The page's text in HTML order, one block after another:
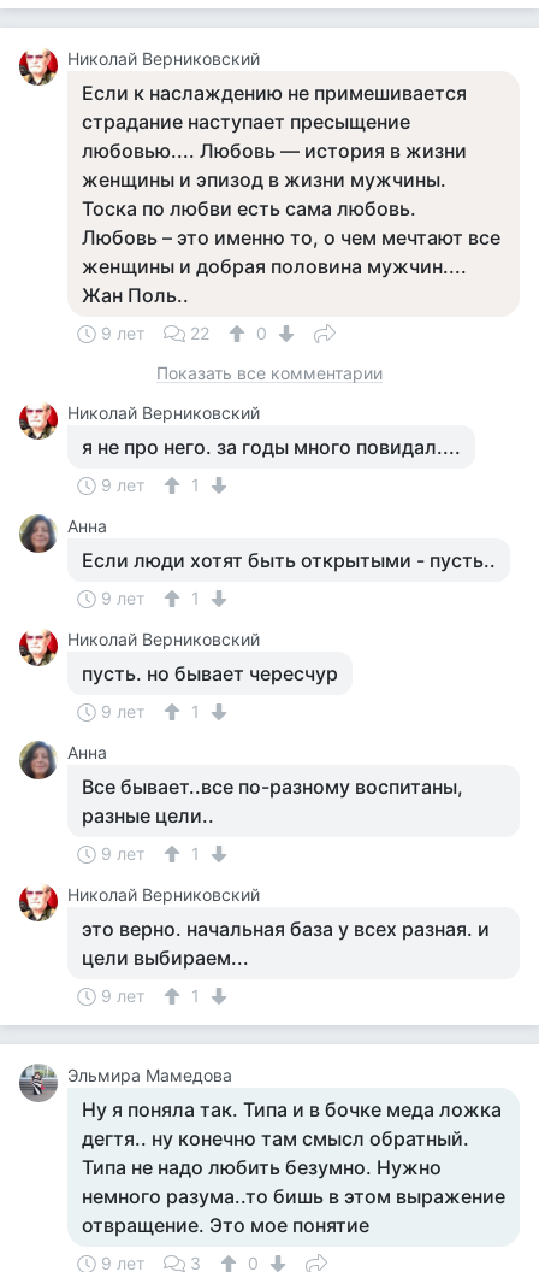
Николай Верниковский
Если к наслаждению не примешивается
страдание наступает пресыщение
любовью.... Любовь — история в жизни
женщины и эпизод в жизни мужчины.
Тоска по любви есть сама любовь.
Любовь – это именно то, о чем мечтают все
женщины и добрая половина мужчин....
Жан Поль..
9 лет 22
0
Показать все комментарии
Николай Верниковский
я не про него. за годы много повидал....
9 лет
1
Анна
Если люди хотят быть открытыми - пусть..
9 лет
1
Николай Верниковский
пусть. но бывает чересчур
9 лет
1
Анна
Все бывает..все по-разному воспитаны,
разные цели..
9 лет
1
Николай Верниковский
это верно. начальная база у всех разная. и
цели выбираем...
9 лет 1
Эльмира Мамедова
Ну я поняла так. Типа и в бочке меда ложка
дегтя.. ну конечно там смысл обратный.
Типа не надо любить безумно. Нужно
немного разума..то бишь в этом выражение
отвращение. Это мое понятие
9 лет 3 0